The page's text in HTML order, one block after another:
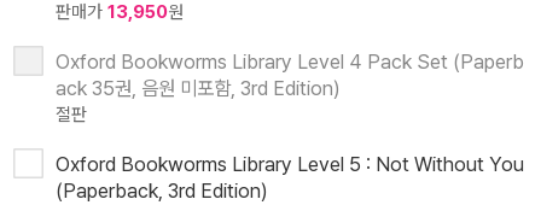
판매가 13,950원
Oxford Bookworms Library Level 4 Pack Set (Paperb
ack 35권, 음원 미포함, 3rd Edition)
절판
Oxford Bookworms Library Level 5 : Not Without You
(Paperback, 3rd Edition)